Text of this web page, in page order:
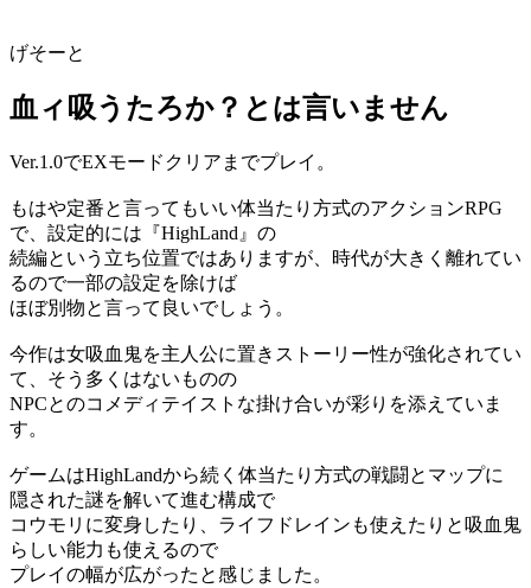
げそーと
血ィ吸うたろか？とは言いません
Ver.1.0でEXモードクリアまでプレイ。
もはや定番と言ってもいい体当たり方式のアクションRPG
で、設定的には『HighLand』の
続編という立ち位置ではありますが、時代が大きく離れてい
るので一部の設定を除けば
ほぼ別物と言って良いでしょう。
今作は女吸血鬼を主人公に置きストーリー性が強化されてい
て、そう多くはないものの
NPCとのコメディテイストな掛け合いが彩りを添えていま
す。
ゲームはHighLandから続く体当たり方式の戦闘とマップに
隠された謎を解いて進む構成で
コウモリに変身したり、ライフドレインも使えたりと吸血鬼
らしい能力も使えるので
プレイの幅が広がったと感じました。